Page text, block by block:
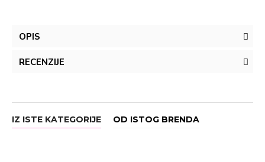
OPIS
RECENZIJE
IZ ISTE KATEGORIJE OD ISTOG BRENDA